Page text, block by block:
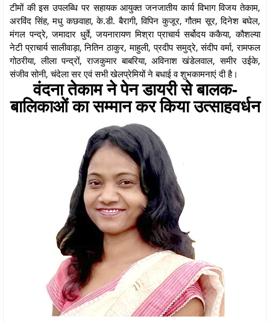
टीमों की इस उपलब्धि पर सहायक आयुक्त जनजातीय कार्य विभाग विजय तेकाम,
अरविंद सिंह, मधु कछवाहा, के.डी. बैरागी, विपिन कुजूर, गौतम सूर, दिनेश बघेल,
मंगल पन्द्रे, जमादार धुर्वे, जयनारायण मिश्रा प्राचार्य सर्बोदय ककैया, कौशल्या
नेटी प्राचार्य सालीवाड़ा, नितिन ठाकुर, माहुली, प्रदीप समुद्रे, संदीप वर्मा, रामफल
गोठरीया, लीला पन्द्रों, राजकुमार बाबरिया, अविनाश खंडेलवाल, समीर उईके,
संजीव सोनी, चंदेला सर एवं सभी खेलप्रेमियों ने बधाई व शुभकामनाएं दी है।
वंदना तेकाम ने पेन डायरी से बालक-
बालिकाओं का सम्मान कर किया उत्साहवर्धन